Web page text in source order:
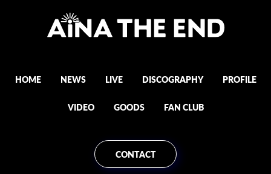
HOME NEWS LIVE DISCOGRAPHY PROFILE
VIDEO GOODS FAN CLUB
CONTACT